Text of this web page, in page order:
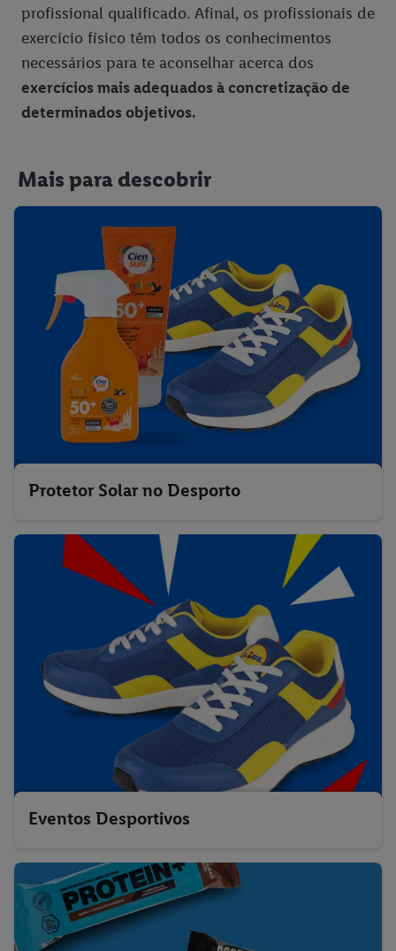
profissional qualificado. Afinal, os profissionais de
exercício físico têm todos os conhecimentos
necessários para te aconselhar acerca dos
exercícios mais adequados à concretização de
determinados objetivos.
Mais para descobrir
Protetor Solar no Desporto
Eventos Desportivos